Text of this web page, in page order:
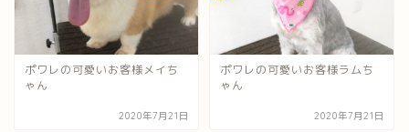
ポワレの可愛いお客様メイち
ゃん
2020年7月21日
ポワレの可愛いお客様ラムち
ゃん
2020年7月21日